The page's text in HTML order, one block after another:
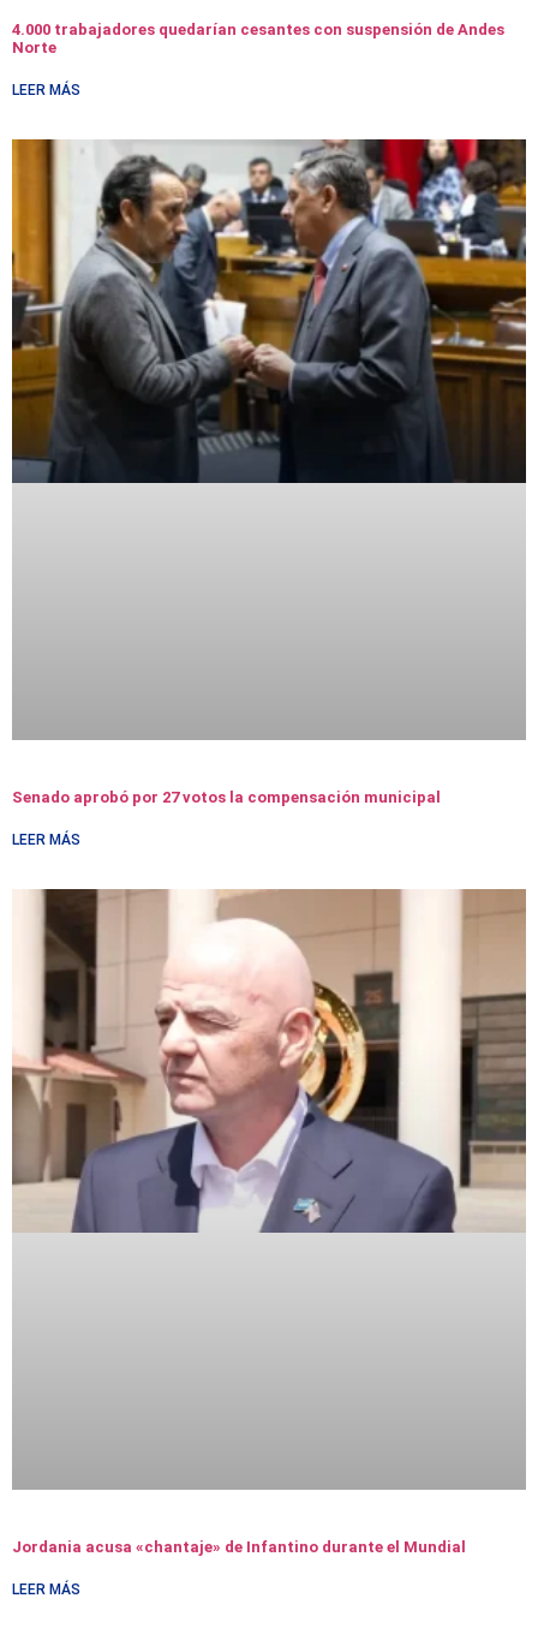
4.000 trabajadores quedarían cesantes con suspensión de Andes
Norte
LEER MÁS
Senado aprobó por 27 votos la compensación municipal
LEER MÁS
Jordania acusa «chantaje» de Infantino durante el Mundial
LEER MÁS